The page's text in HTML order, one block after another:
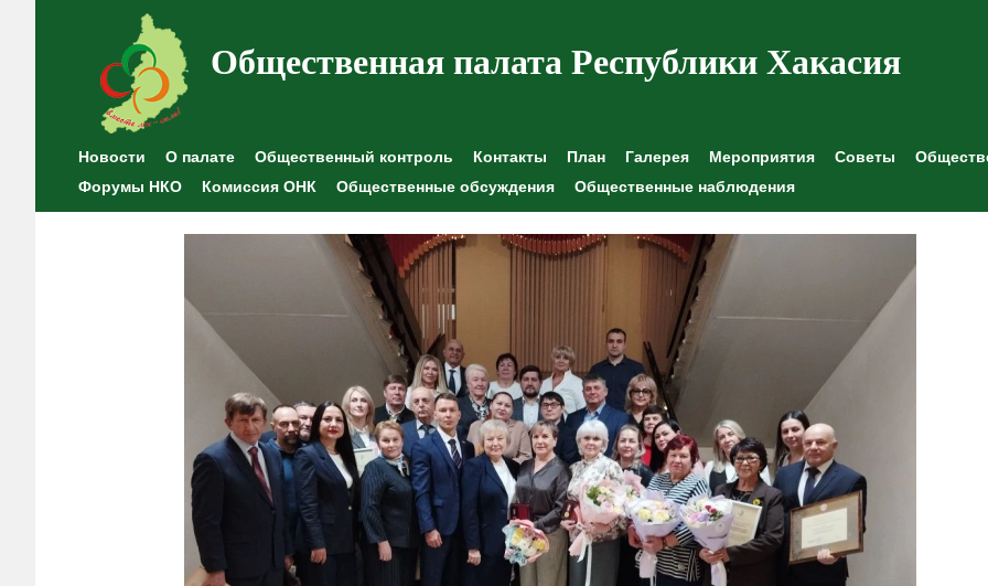
Общественная палата Республики Хакасия
Новости О палате Общественный контроль Контакты План Галерея Мероприятия Советы
Форумы НКО
Комиссия ОНК Общественные обсуждения Общественные наблюдения